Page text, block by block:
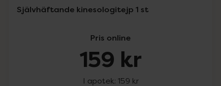
Självhäftande kinesologitejp 1 st
Pris online
159 kr
I apotek: 159 kr